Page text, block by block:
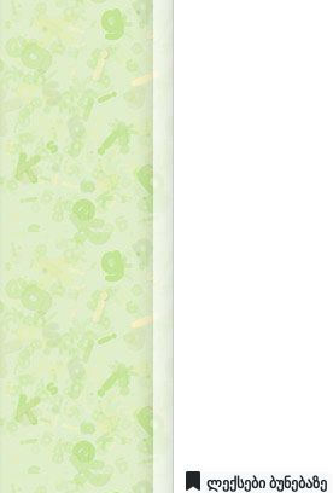
ლექსები ბუნებაზე